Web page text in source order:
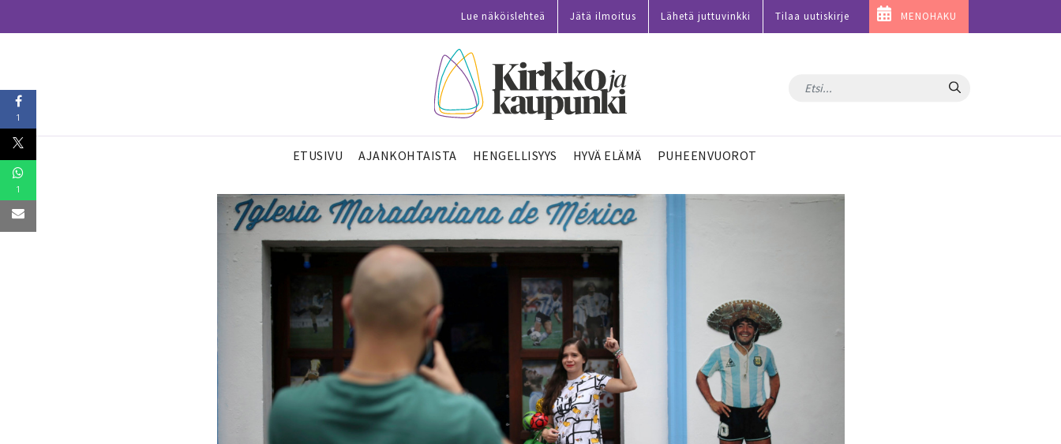
Lue näköislehteä Jätä ilmoitus Lähetä juttuvinkki Tilaa uutiskirje MENOHAKU
Hae
ETUSIVU AJANKOHTAISTA HENGELLISYYS HYVÄ ELÄMÄ PUHEENVUOROT
1
1